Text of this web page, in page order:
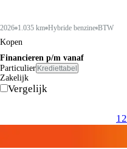
2026 1.035 km Hybride benzine BTW
Kopen
Financieren p/m vanaf
Particulier Krediettabel
Zakelijk
Vergelijk
1 2